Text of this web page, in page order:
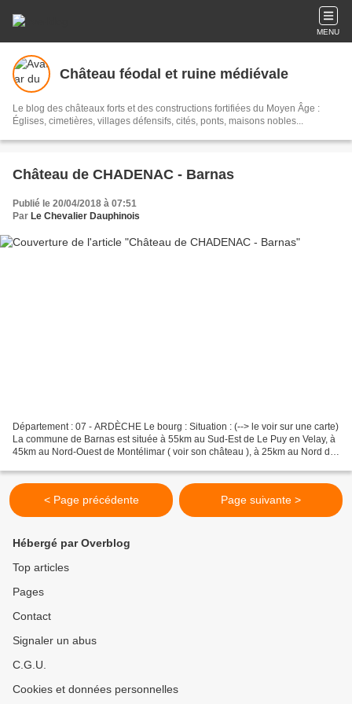
MENU
Château féodal et ruine médiévale
Le blog des châteaux forts et des constructions fortifiées du Moyen Âge :
Églises, cimetières, villages défensifs, cités, ponts, maisons nobles...
Château de CHADENAC - Barnas
Publié le 20/04/2018 à 07:51
Par Le Chevalier Dauphinois
Département : 07 - ARDÈCHE Le bourg : Situation : (--> le voir sur une carte)
La commune de Barnas est située à 55km au Sud-Est de Le Puy en Velay, à
45km au Nord-Ouest de Montélimar ( voir son château ), à 25km au Nord de
< Page précédente Page suivante >
Hébergé par Overblog
Top articles
Pages
Contact
Signaler un abus
C.G.U.
Cookies et données personnelles